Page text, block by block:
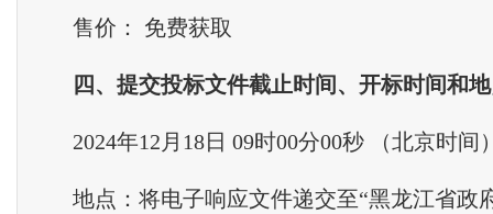
售价： 免费获取
四 、 提交投标文件截止时间 、 开标时间和
2024年12月18日 09时00分00秒 （北京时间
地点：将电子响应文件递交至“黑龙江省政